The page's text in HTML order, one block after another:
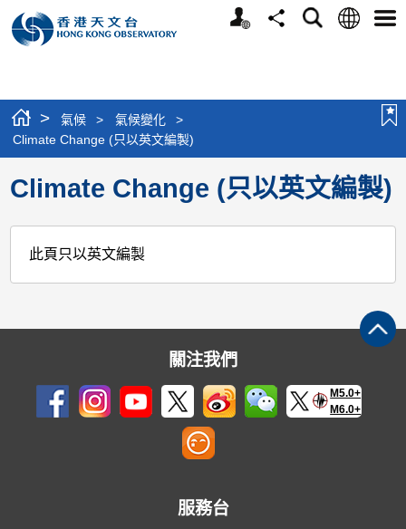
個
分
搜
語
選
> 氣候 > 氣候變化
>
Climate Change (只以英文編製)
Climate Change (只以英文編製)
此頁只以英文編製
關注我們
M5.0+
M6.0+
服務台